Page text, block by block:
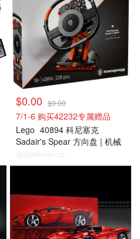
$0.00 $0.00
7/1-6 购买42232专属赠品
Lego 40894 科尼塞克
Sadair's Spear 方向盘 | 机械
组
@dealmoon.ca